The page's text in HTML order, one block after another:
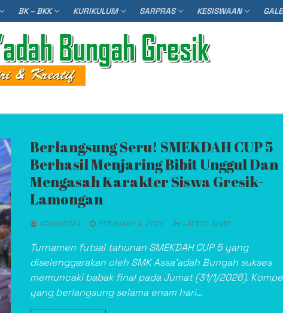
BK – BKK KURIKULUM SARPRAS KESISWAAN
Berlangsung Seru! SMEKDAH CUP 5
Berhasil Menjaring Bibit Unggul Dan
Mengasah Karakter Siswa Gresik-
Lamongan
ADMIN2024 FEBRUARY 4, 2026 LATEST NEWS
Turnamen futsal tahunan SMEKDAH CUP 5 yang
diselenggarakan oleh SMK Assa’adah Bungah sukses
memuncaki babak final pada Jumat (31/1/2026).
yang berlangsung selama enam hari…